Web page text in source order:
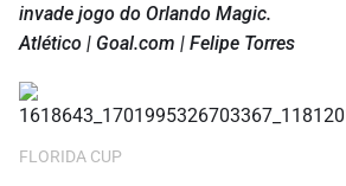
invade jogo do Orlando Magic.
Atlético | Goal.com | Felipe Torres
FLORIDA CUP